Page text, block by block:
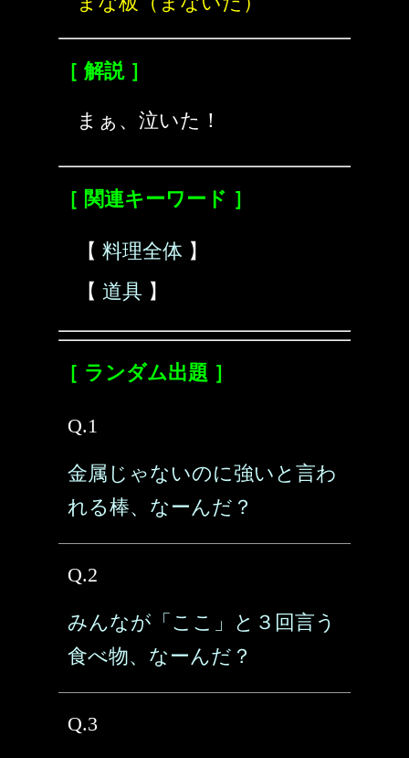
［ 解説 ］
まぁ、泣いた！
［ 関連キーワード ］
【 料理全体 】
【 道具 】
［ ランダム出題 ］
Q.1
金属じゃないのに強いと言わ
れる棒、なーんだ？
Q.2
みんなが「ここ」と３回言う
食べ物、なーんだ？
Q.3